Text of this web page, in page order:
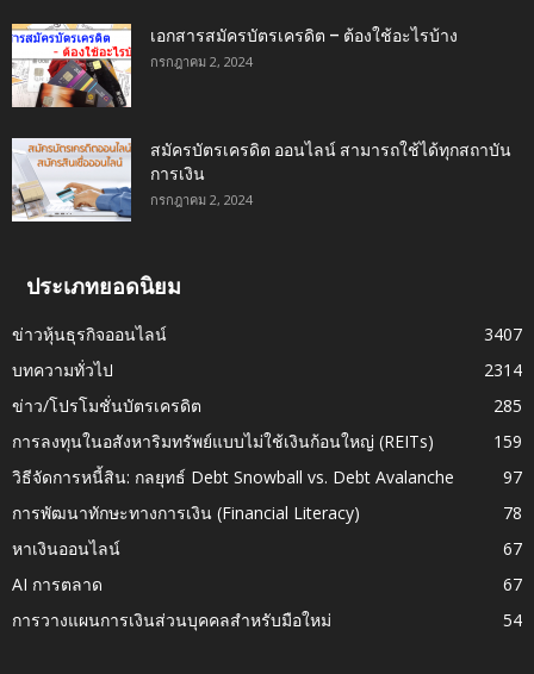
เอกสารสมัครบัตรเครดิต – ต้องใช้อะไรบ้าง
กรกฎาคม 2, 2024
สมัครบัตรเครดิต ออนไลน์ สามารถใช้ได้ทุกสถาบัน
การเงิน
กรกฎาคม 2, 2024
ประเภทยอดนิยม
ข่าวหุ้นธุรกิจออนไลน์
3407
บทความทั่วไป
2314
ข่าว/โปรโมชั่นบัตรเครดิต
285
การลงทุนในอสังหาริมทรัพย์แบบไม่ใช้เงินก้อนใหญ่ (REITs)
159
วิธีจัดการหนี้สิน: กลยุทธ์ Debt Snowball vs. Debt Avalanche
97
การพัฒนาทักษะทางการเงิน (Financial Literacy)
78
หาเงินออนไลน์
67
AI การตลาด
67
การวางแผนการเงินส่วนบุคคลสำหรับมือใหม่
54